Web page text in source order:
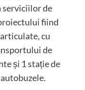
de
fiind
cu
de
și 1 stație de